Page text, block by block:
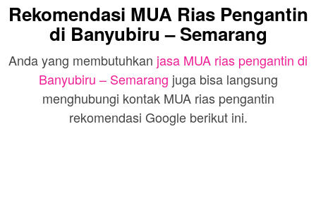
Rekomendasi MUA Rias Pengantin
di Banyubiru – Semarang
Anda yang membutuhkan jasa MUA rias pengantin di
Banyubiru – Semarang juga bisa langsung
menghubungi kontak MUA rias pengantin
rekomendasi Google berikut ini.